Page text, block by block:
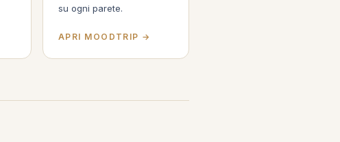
su ogni parete.
APRI MOODTRIP →